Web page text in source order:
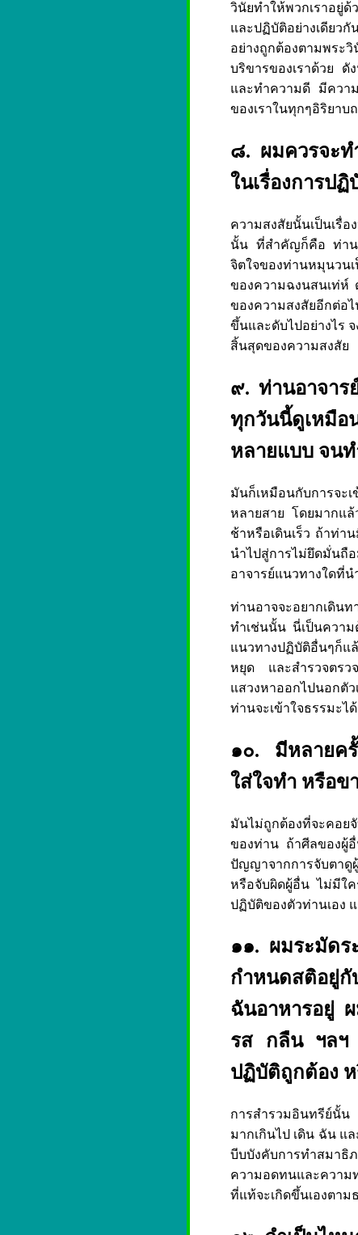
วินัยทำให้พวกเราอยู่
และปฏิบัติอย่างเดียว
อย่างถูกต้องตามพระ
บริขารของเราด้วย ดั
และทำความดี มีความ
ของเราในทุกๆอิริยาบ
๘. ผมควรจะท
ในเรื่องการป
ความสงสัยนั้นเป็นเรื่
นั้น ที่สำคัญก็คือ ท่านอ
จิตใจของท่านหมุนวน
ของความฉงนสนเท่ห์
ของความสงสัยอีกต่อ
ขึ้นและดับไปอย่างไร
สิ้นสุดของความสงสัย
๙. ท่านอาจาร
ทุกวันนี้ดูเหมือ
หลายแบบ จน
มันก็เหมือนกับการจะ
หลายสาย โดยมากแล้
ช้าหรือเดินเร็ว ถ้าท่
นำไปสู่การไม่ยึดมั่นถื
อาจารย์แนวทางใดที่
ท่านอาจจะอยากเดิน
ทำเช่นนั้น นี่เป็นควา
แนวทางปฏิบัติอื่นๆก็แ
หยุด และสำรวจตรว
แสวงหาออกไปนอกตั
ท่านจะเข้าใจธรรมะได้
๑๐. มีหลายค
ใส่ใจทำ หรือข
มันไม่ถูกต้องที่จะคอย
ของท่าน ถ้าศีลของผู้
ปัญญาจากการจับตาดู
หรือจับผิดผู้อื่น ไม่มีใ
ปฏิบัติของตัวท่านเอง
๑๑. ผมระมัดร
กำหนดสติอยู่กั
ฉันอาหารอยู่
รส กลืน ฯลฯ
ปฏิบัติถูกต้อง
การสำรวมอินทรีย์นั้น
มากเกินไป เดิน ฉัน แ
บีบบังคับการทำสมาธิ
ความอดทนและความ
ที่แท้จะเกิดขึ้นเองตาม